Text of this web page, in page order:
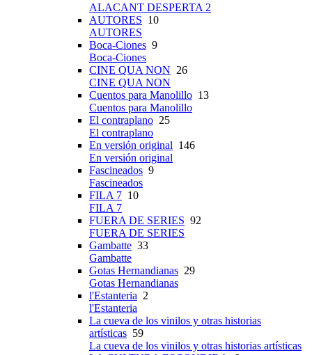
ALACANT DESPERTA 2
AUTORES 10
AUTORES
Boca-Ciones 9
Boca-Ciones
CINE QUA NON 26
CINE QUA NON
Cuentos para Manolillo 13
Cuentos para Manolillo
El contraplano 25
El contraplano
En versión original 146
En versión original
Fascineados 9
Fascineados
FILA 7 10
FILA 7
FUERA DE SERIES 92
FUERA DE SERIES
Gambatte 33
Gambatte
Gotas Hernandianas 29
Gotas Hernandianas
l'Estanteria 2
l'Estanteria
La cueva de los vinilos y otras historias
artísticas 59
La cueva de los vinilos y otras historias artísticas